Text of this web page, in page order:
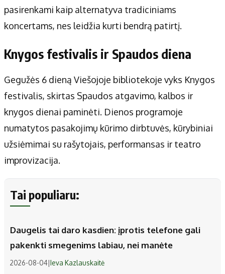
pasirenkami kaip alternatyva tradiciniams
koncertams, nes leidžia kurti bendrą patirtį.
Knygos festivalis ir Spaudos diena
Gegužės 6 dieną Viešojoje bibliotekoje vyks Knygos
festivalis, skirtas Spaudos atgavimo, kalbos ir
knygos dienai paminėti. Dienos programoje
numatytos pasakojimų kūrimo dirbtuvės, kūrybiniai
užsiėmimai su rašytojais, performansas ir teatro
improvizacija.
Tai populiaru:
Daugelis tai daro kasdien: įprotis telefone gali
pakenkti smegenims labiau, nei manėte
2026-08-04 Ieva Kazlauskaitė